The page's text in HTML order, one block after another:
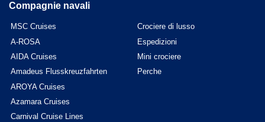
Compagnie navali
MSC Cruises
A-ROSA
AIDA Cruises
Amadeus Flusskreuzfahrten
AROYA Cruises
Azamara Cruises
Carnival Cruise Lines
Crociere di lusso
Espedizioni
Mini crociere
Perche